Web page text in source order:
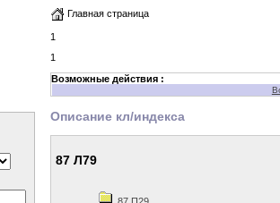
Главная страница
1
1
Возможные действия :
Описание кл/индекса
87 Л79